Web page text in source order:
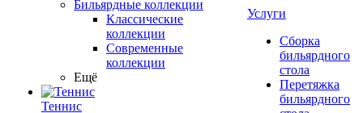
Бильярдные коллекции
Классические
коллекции
Современные
коллекции
Ещё
Теннис
Услуги
Сборка
бильярдного
стола
Перетяжка
бильярдного